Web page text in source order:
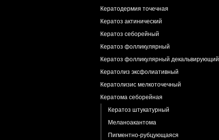
Кератодермия точечная
Кератоз актинический
Кератоз себорейный
Кератоз фолликулярный
Кератоз фолликулярный декальвирующий
Кератолиз эксфолиативный
Кератолизис мелкоточечный
Кератома себорейная
Кератоз штукатурный
Меланоакантома
Пигментно-рубцующаяся